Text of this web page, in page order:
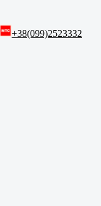
+38(099)2523332